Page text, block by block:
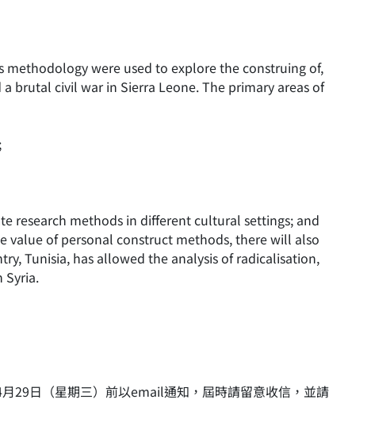
were used to explore the construing of,
brutal civil war in Sierra Leone. The primary areas of
research methods in different cultural settings; and
of personal construct methods, there will also
Tunisia, has allowed the analysis of radicalisation,
29日（星期三）前以email通知，屆時請留意收信，並請